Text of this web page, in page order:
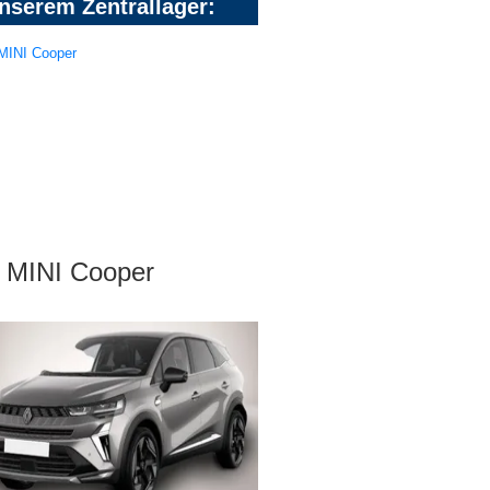
Zentrallager:
MINI Cooper